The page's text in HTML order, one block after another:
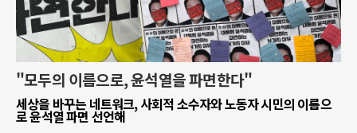
"모두의 이름으로, 윤석열을 파면한다"
세상을 바꾸는 네트워크, 사회적 소수자와 노동자 시민의 이름으
로 윤석열 파면 선언해